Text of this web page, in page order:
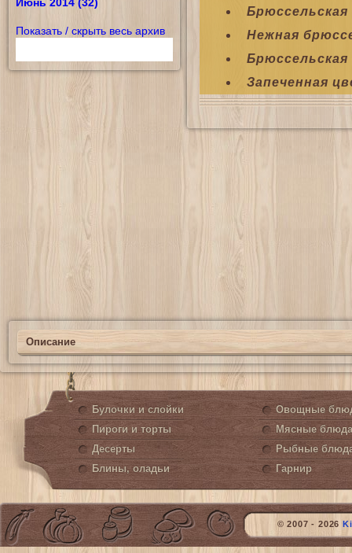
Показать / скрыть весь архив
Нежная
Запеченная
Описание
Булочки и слойки
Пироги и торты
Десерты
Блины, оладьи
Овощные
Мясные блюда
Рыбные
Гарнир
© 2007 - 2026